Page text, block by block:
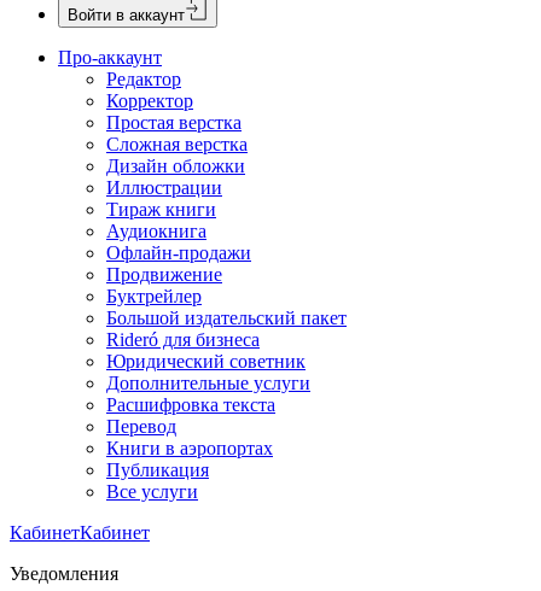
Войти в аккаунт
Про-аккаунт
Редактор
Корректор
Простая верстка
Сложная верстка
Дизайн обложки
Иллюстрации
Тираж книги
Аудиокнига
Офлайн-продажи
Продвижение
Буктрейлер
Большой издательский пакет
Rideró для бизнеса
Юридический советник
Дополнительные услуги
Расшифровка текста
Перевод
Книги в аэропортах
Публикация
Все услуги
КабинетКабинет
Уведомления